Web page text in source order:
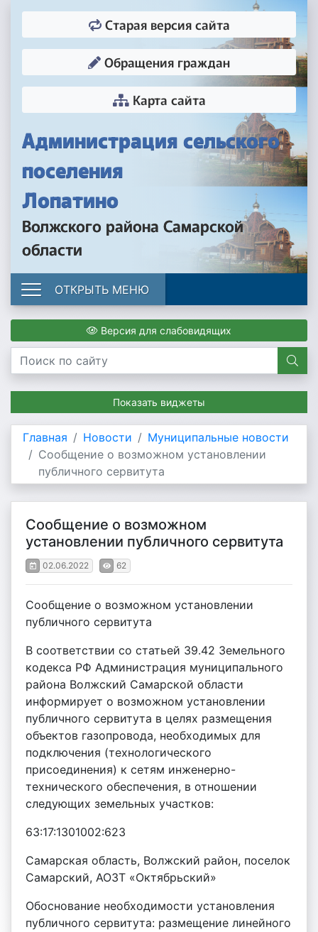
Администрация сельского
поселения
Лопатино
Волжского района Самарской
области
Старая версия сайта
Обращения граждан
Карта сайта
ОТКРЫТЬ МЕНЮ
Версия для слабовидящих
Показать виджеты
Главная Новости
Муниципальные новости
Сообщение о возможном установлении
публичного сервитута
Сообщение о возможном
установлении публичного сервитута
02.06.2022 62
Сообщение о возможном установлении
публичного сервитута
В соответствии со статьей 39.42 Земельного
кодекса РФ Администрация муниципального
района Волжский Самарской области
информирует о возможном установлении
публичного сервитута в целях размещения
объектов газопровода, необходимых для
подключения (технологического
присоединения) к сетям инженерно-
технического обеспечения, в отношении
следующих земельных участков:
63:17:1301002:623
Самарская область, Волжский район, поселок
Самарский, АОЗТ «Октябрьский»
Обоснование необходимости установления
публичного сервитута: размещение линейного